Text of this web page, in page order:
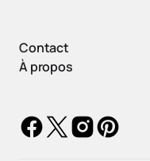
Contact
À propos